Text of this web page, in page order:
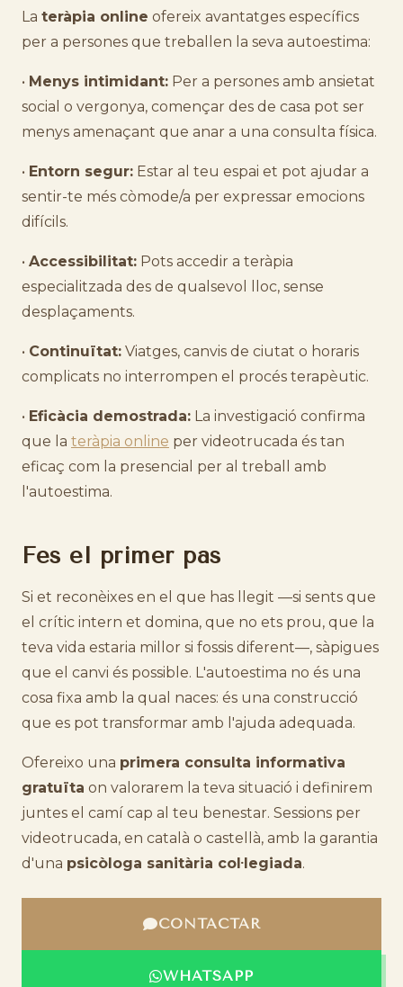
La teràpia online ofereix avantatges específics
per a persones que treballen la seva autoestima:
• Menys intimidant: Per a persones amb ansietat
social o vergonya, començar des de casa pot ser
menys amenaçant que anar a una consulta física.
• Entorn segur: Estar al teu espai et pot ajudar a
sentir-te més còmode/a per expressar emocions
difícils.
• Accessibilitat: Pots accedir a teràpia
especialitzada des de qualsevol lloc, sense
desplaçaments.
• Continuïtat: Viatges, canvis de ciutat o horaris
complicats no interrompen el procés terapèutic.
• Eficàcia demostrada: La investigació confirma
que la teràpia online per videotrucada és tan
eficaç com la presencial per al treball amb
l'autoestima.
Fes el primer pas
Si et reconèixes en el que has llegit —si sents que
el crític intern et domina, que no ets prou, que la
teva vida estaria millor si fossis diferent—, sàpigues
que el canvi és possible. L'autoestima no és una
cosa fixa amb la qual naces: és una construcció
que es pot transformar amb l'ajuda adequada.
Ofereixo una primera consulta informativa
gratuïta on valorarem la teva situació i definirem
juntes el camí cap al teu benestar. Sessions per
videotrucada, en català o castellà, amb la garantia
d'una psicòloga sanitària col·legiada.
CONTACTAR
WHATSAPP